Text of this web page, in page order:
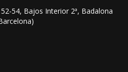
54, Bajos Interior 2ª, Badalona